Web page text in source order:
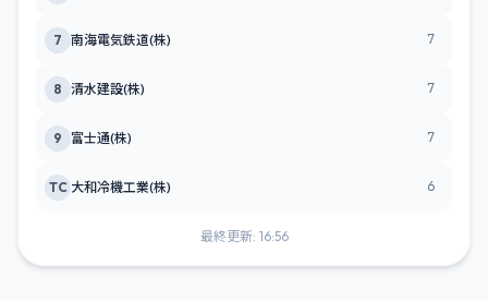
7 南海電気鉄道(株) 7
8 清水建設(株) 7
9 富士通(株) 7
TC 大和冷機工業(株) 6
最終更新: 16:56